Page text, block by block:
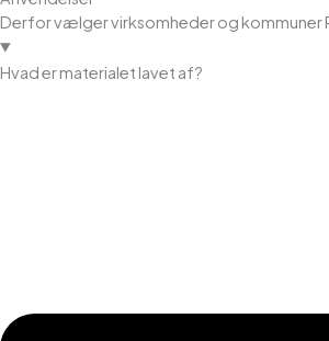
Derfor vælger virksomheder og kommuner
Hvad er materialet lavet af?